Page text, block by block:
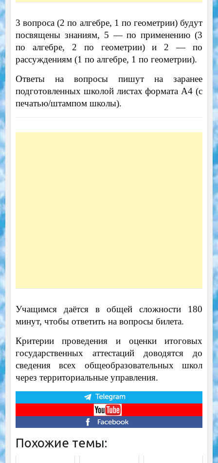
3 вопроса (2 по алгебре, 1 по геометрии) будут
посвящены знаниям, 5 — по применению (3
по алгебре, 2 по геометрии) и 2 — по
рассуждениям (1 по алгебре, 1 по геометрии).
Ответы на вопросы пишут на заранее
подготовленных школой листах формата А4 (с
печатью/штампом школы).
Учащимся даётся в общей сложности 180
минут, чтобы ответить на вопросы билета.
Критерии проведения и оценки итоговых
государственных аттестаций доводятся до
сведения всех общеобразовательных школ
через территориальные управления.
Похожие темы: